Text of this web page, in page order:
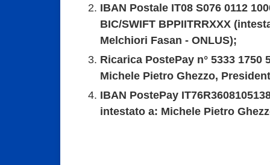
IBAN Postale IT08 S076 0112
BIC/SWIFT BPPIITRRXXX
Melchiori Fasan - ONLUS);
Ricarica PostePay n° 5333 1750
Michele Pietro Ghezzo,
IBAN PostePay
intestato a: Michele Pietro